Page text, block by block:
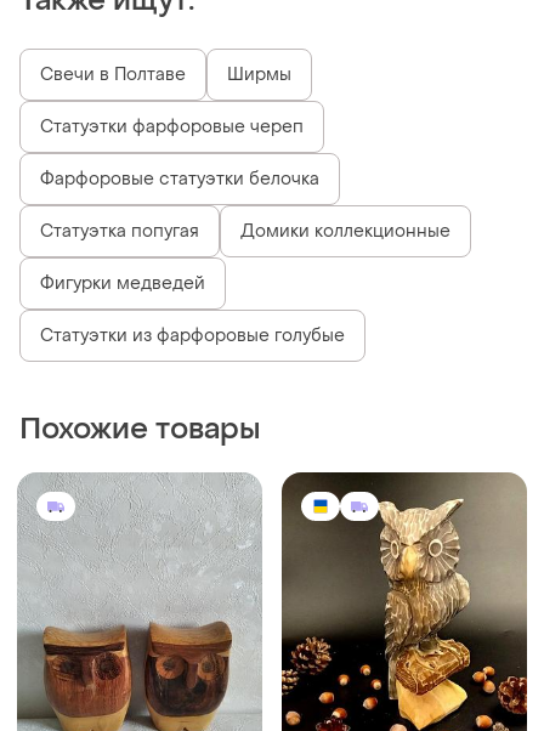
Свечи в Полтаве Ширмы
Статуэтки фарфоровые череп
Фарфоровые статуэтки белочка
Статуэтка попугая Домики коллекционные
Фигурки медведей
Статуэтки из фарфоровые голубые
Похожие товары